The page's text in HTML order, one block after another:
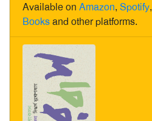
Available on Amazon, Spotify,
Booksand other platforms.